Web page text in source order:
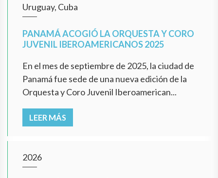
Uruguay, Cuba
PANAMÁ ACOGIÓ LA ORQUESTA Y CORO
JUVENIL IBEROAMERICANOS 2025
En el mes de septiembre de 2025, la ciudad de
Panamá fue sede de una nueva edición de la
Orquesta y Coro Juvenil Iberoamerican...
LEER MÁS
2026